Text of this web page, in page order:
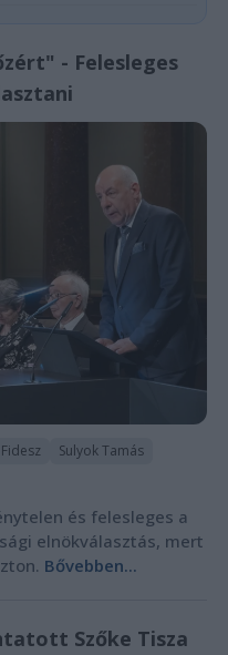
- Felesleges
Fidesz
Sulyok Tamás
és felesleges a
elnökválasztás, mert
Bővebben...
Szőke Tisza